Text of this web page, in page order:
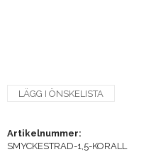
LÄGG I ÖNSKELISTA
Artikelnummer:
SMYCKESTRAD-1,5-KORALL